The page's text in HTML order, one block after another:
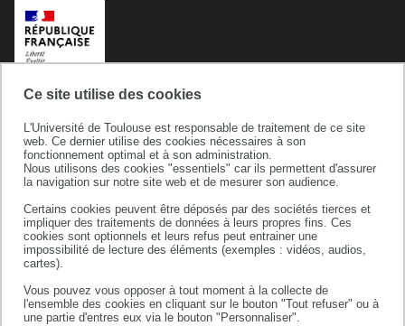
Ce site utilise des cookies
L'Université de Toulouse est responsable de traitement de ce site
web. Ce dernier utilise des cookies nécessaires à son
fonctionnement optimal et à son administration.
Nous utilisons des cookies "essentiels" car ils permettent d'assurer
la navigation sur notre site web et de mesurer son audience.
Certains cookies peuvent être déposés par des sociétés tierces et
impliquer des traitements de données à leurs propres fins. Ces
cookies sont optionnels et leurs refus peut entrainer une
impossibilité de lecture des éléments (exemples : vidéos, audios,
cartes).
Vous pouvez vous opposer à tout moment à la collecte de
l'ensemble des cookies en cliquant sur le bouton "Tout refuser" ou à
une partie d'entres eux via le bouton "Personnaliser".
Université de Toulouse
118 route de Narbonne
31062 TOULOUSE CEDEX 9
téléphone +33 (0)5 61 55 66 11